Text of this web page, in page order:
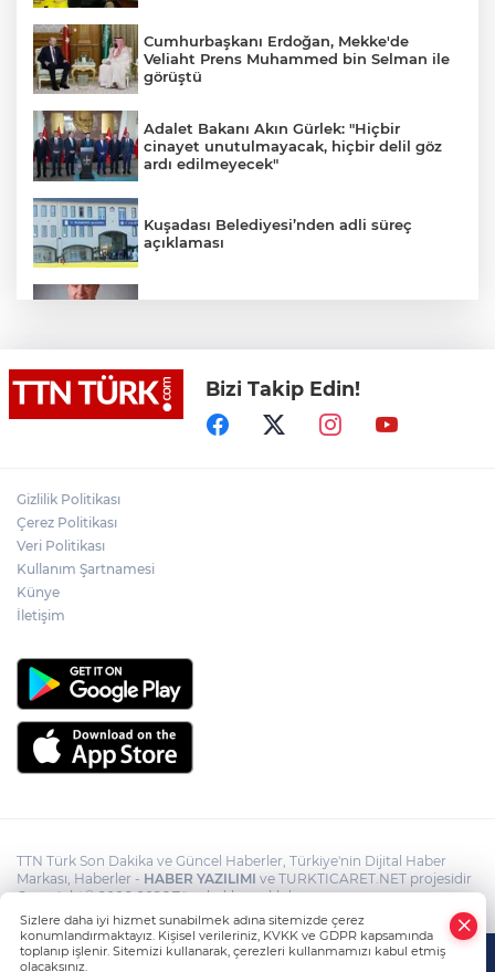
Cumhurbaşkanı Erdoğan, Mekke'de
Veliaht Prens Muhammed bin Selman ile
görüştü
Adalet Bakanı Akın Gürlek: "Hiçbir
cinayet unutulmayacak, hiçbir delil göz
ardı edilmeyecek"
Kuşadası Belediyesi’nden adli süreç
açıklaması
Yeni aldığı motosikletle kaza yapan genç
gözyaşları arasında toprağa verildi
Cumhurbaşkanı Erdoğan, Suudi
Bizi Takip Edin!
Gizlilik Politikası
Çerez Politikası
Veri Politikası
Kullanım Şartnamesi
Künye
İletişim
TTN Türk Son Dakika ve Güncel Haberler, Türkiye'nin Dijital Haber
Markası, Haberler - HABER YAZILIMI ve TURKTICARET.NET projesidir
Copyright© 2006-2026 Tüm hakları saklıdır.
Sizlere daha iyi hizmet sunabilmek adına sitemizde çerez
konumlandırmaktayız. Kişisel verileriniz, KVKK ve GDPR kapsamında
toplanıp işlenir. Sitemizi kullanarak, çerezleri kullanmamızı kabul etmiş
olacaksınız.